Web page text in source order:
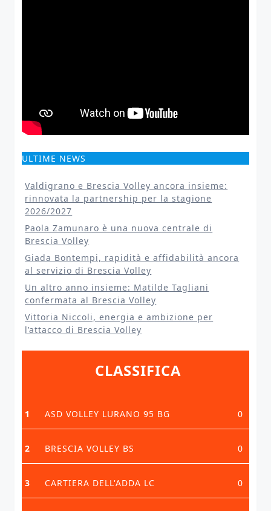
ULTIME NEWS
Valdigrano e Brescia Volley ancora insieme:
rinnovata la partnership per la stagione
2026/2027
Paola Zamunaro è una nuova centrale di
Brescia Volley
Giada Bontempi, rapidità e affidabilità ancora
al servizio di Brescia Volley
Un altro anno insieme: Matilde Tagliani
confermata al Brescia Volley
Vittoria Niccoli, energia e ambizione per
l’attacco di Brescia Volley
CLASSIFICA
1 ASD VOLLEY LURANO 95 BG 0
2 BRESCIA VOLLEY BS 0
3 CARTIERA DELL'ADDA LC 0